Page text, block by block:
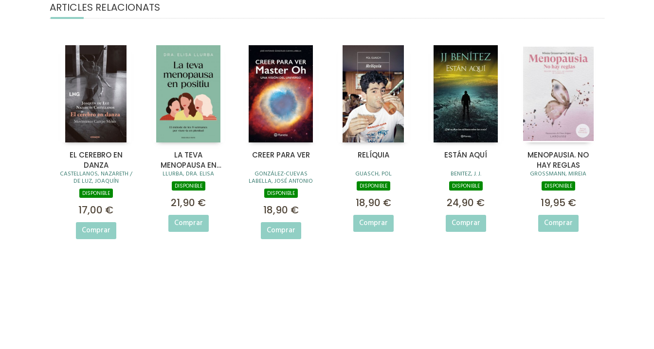
ARTICLES RELACIONATS
EL CEREBRO EN
DANZA
CASTELLANOS, NAZARETH /
DE LUZ, JOAQUÍN
DISPONIBLE
17,00 €
Comprar
LA TEVA
MENOPAUSA EN
POSITIU
LLURBA, DRA. ELISA
DISPONIBLE
21,90 €
Comprar
CREER PARA VER
GONZÁLEZ-CUEVAS
LABELLA, JOSÉ ANTONIO
DISPONIBLE
18,90 €
Comprar
RELÍQUIA
GUASCH, POL
DISPONIBLE
18,90 €
Comprar
ESTÁN AQUÍ
BENITEZ, J. J.
DISPONIBLE
24,90 €
Comprar
MENOPAUSIA. NO
HAY REGLAS
GROSSMANN, MIREIA
DISPONIBLE
19,95 €
Comprar